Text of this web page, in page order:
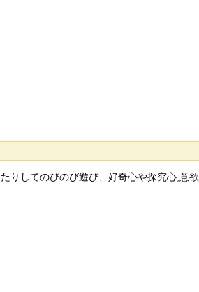
りしてのびのび遊び、好奇心や探究心,意欲